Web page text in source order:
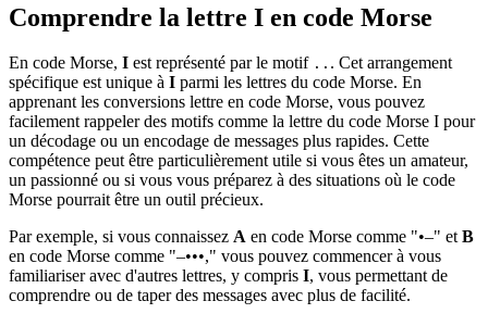
Comprendre la lettre I en code Morse
En code Morse, I est représenté par le motif .. . Cet arrangement
spécifique est unique à I parmi les lettres du code Morse. En
apprenant les conversions lettre en code Morse, vous pouvez
facilement rappeler des motifs comme la lettre du code Morse I pour
un décodage ou un encodage de messages plus rapides. Cette
compétence peut être particulièrement utile si vous êtes un amateur,
un passionné ou si vous vous préparez à des situations où le code
Morse pourrait être un outil précieux.
Par exemple, si vous connaissez A en code Morse comme "•–" etB
en code Morse comme "–•••," vous pouvez commencer à vous
familiariser avec d'autres lettres, y compris I, vous permettant de
comprendre ou de taper des messages avec plus de facilité.